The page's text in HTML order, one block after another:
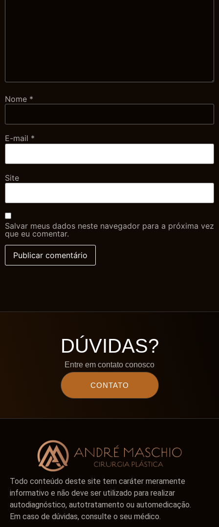
Nome *
E-mail *
Site
Salvar meus dados neste navegador para a próxima vez
que eu comentar.
DÚVIDAS?
Entre em contato conosco
CONTATO
Todo conteúdo deste site tem caráter meramente
informativo e não deve ser utilizado para realizar
autodiagnóstico, autotratamento ou automedicação.
Em caso de dúvidas, consulte o seu médico.